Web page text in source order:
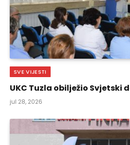
SVE VIJESTI
UKC Tuzla obilježio Svjetski
jul 28, 2026